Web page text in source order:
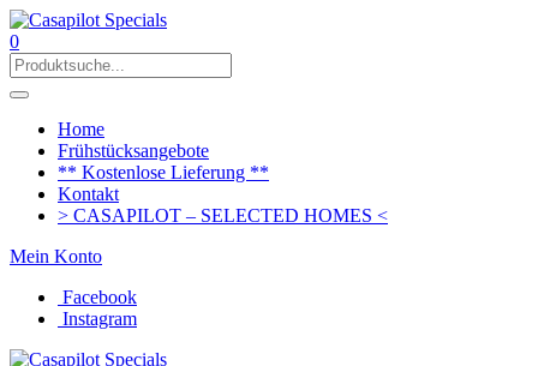
0
Home
Frühstücksangebote
** Kostenlose Lieferung **
Kontakt
> CASAPILOT – SELECTED HOMES <
Mein Konto
Facebook
Instagram